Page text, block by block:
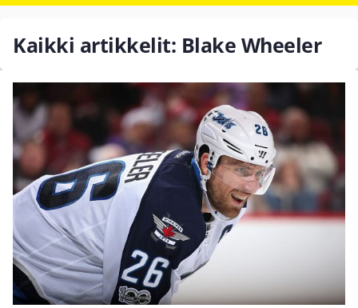
Kaikki artikkelit: Blake Wheeler